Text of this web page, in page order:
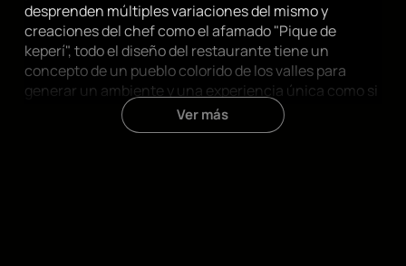
desprenden múltiples variaciones del mismo y
creaciones del chef como el afamado "Pique de
keperí", todo el diseño del restaurante tiene un
concepto de un pueblo colorido de los valles para
generar un ambiente y una experiencia única como si
el cliente visitase un pueblito de los rincones más
maravillosos de Bolivia #QueRicoEsSerBoliviano.
Ver más